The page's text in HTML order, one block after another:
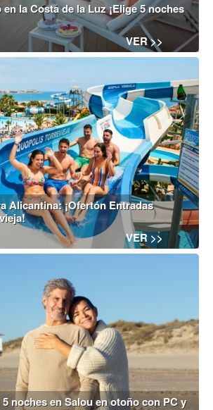
la Costa de la Luz ¡Elige 5 noches
VER >>
Alicantina: ¡Ofertón Entradas
VER >>
noches en Salou en otoño con PC y